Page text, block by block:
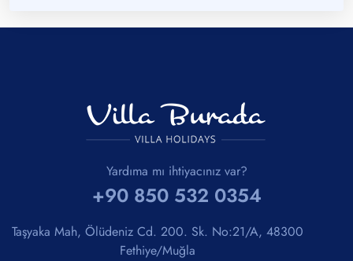
Yardıma mı ihtiyacınız var?
+90 850 532 0354
Taşyaka Mah, Ölüdeniz Cd. 200. Sk. No:21/A, 48300
Fethiye/Muğla